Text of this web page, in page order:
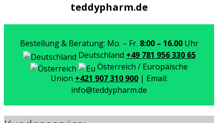
teddypharm.de
Bestellung & Beratung: Mo. – Fr. 8:00 – 16.00Uhr
Deutschland +49 781 956 330 65
Österreich / Europäische
Union +421 907 310 900 | Email:
info@teddypharm.de